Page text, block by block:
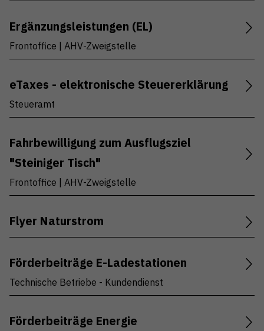
Ergänzungsleistungen (EL)
Frontoffice | AHV-Zweigstelle
eTaxes - elektronische Steuererklärung
Steueramt
Fahrbewilligung zum Ausflugsziel
"Steiniger Tisch"
Frontoffice | AHV-Zweigstelle
Flyer Naturstrom
Förderbeiträge E-Ladestationen
Technische Betriebe - Kundendienst
Förderbeiträge Energie